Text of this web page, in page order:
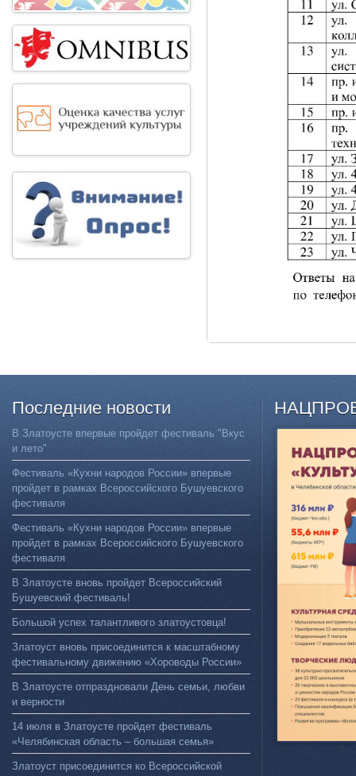
Последние новости
В Златоусте впервые пройдет фестиваль "Вкус
и лето"
Фестиваль «Кухни народов России» впервые
пройдет в рамках Всероссийского Бушуевского
фестиваля
Фестиваль «Кухни народов России» впервые
пройдет в рамках Всероссийского Бушуевского
фестиваля
В Златоусте вновь пройдет Всероссийский
Бушуевский фестиваль!
Большой успех талантливого златоустовца!
Златоуст вновь присоединится к масштабному
фестивальному движению «Хороводы России»
В Златоусте отпраздновали День семьи, любви
и верности
14 июля в Златоусте пройдет фестиваль
«Челябинская область – большая семья»
Златоуст присоединится ко Всероссийской